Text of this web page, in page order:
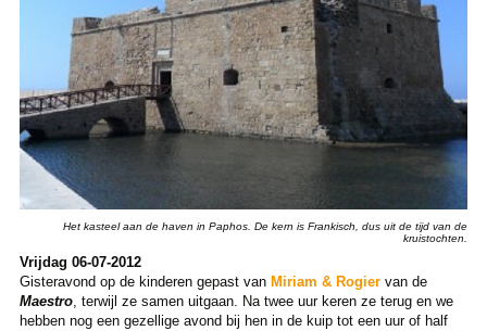
Het kasteel aan de haven in Paphos. De kern is Frankisch, dus uit de tijd van de
kruistochten.
Vrijdag 06-07-2012
Gisteravond op de kinderen gepast vanMiriam & Rogiervan de
Maestro, terwijl ze samen uitgaan. Na twee uur keren ze terug en we
hebben nog een gezellige avond bij hen in de kuip tot een uur of half